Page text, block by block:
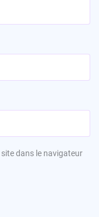
dans le navigateur